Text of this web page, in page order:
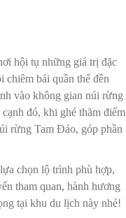
hội tụ những giá trị đặc
chiêm bái quần thể đền
vào không gian núi rừng
đó, khi ghé thăm điểm
rừng Tam Đảo, góp phần
chọn lộ trình phù hợp,
tham quan, hành hương
tại khu du lịch này nhé!